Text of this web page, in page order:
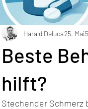
Beste
hilft?
Harald Deluca25. Mai
Stechender Schmerz